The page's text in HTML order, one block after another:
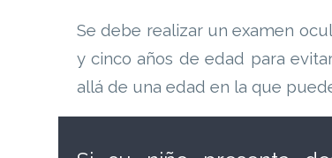
Se debe realizar un examen
y cinco años de edad para
allá de una edad en la que